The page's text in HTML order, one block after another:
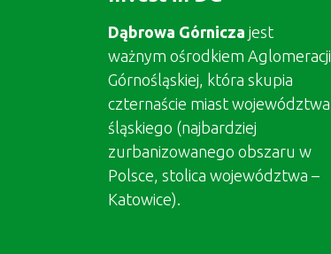
Dąbrowa Górnicza jest
ważnym ośrodkiem Aglomeracji
Górnośląskiej, która skupia
czternaście miast województwa
śląskiego (najbardziej
zurbanizowanego obszaru w
Polsce, stolica województwa –
Katowice).